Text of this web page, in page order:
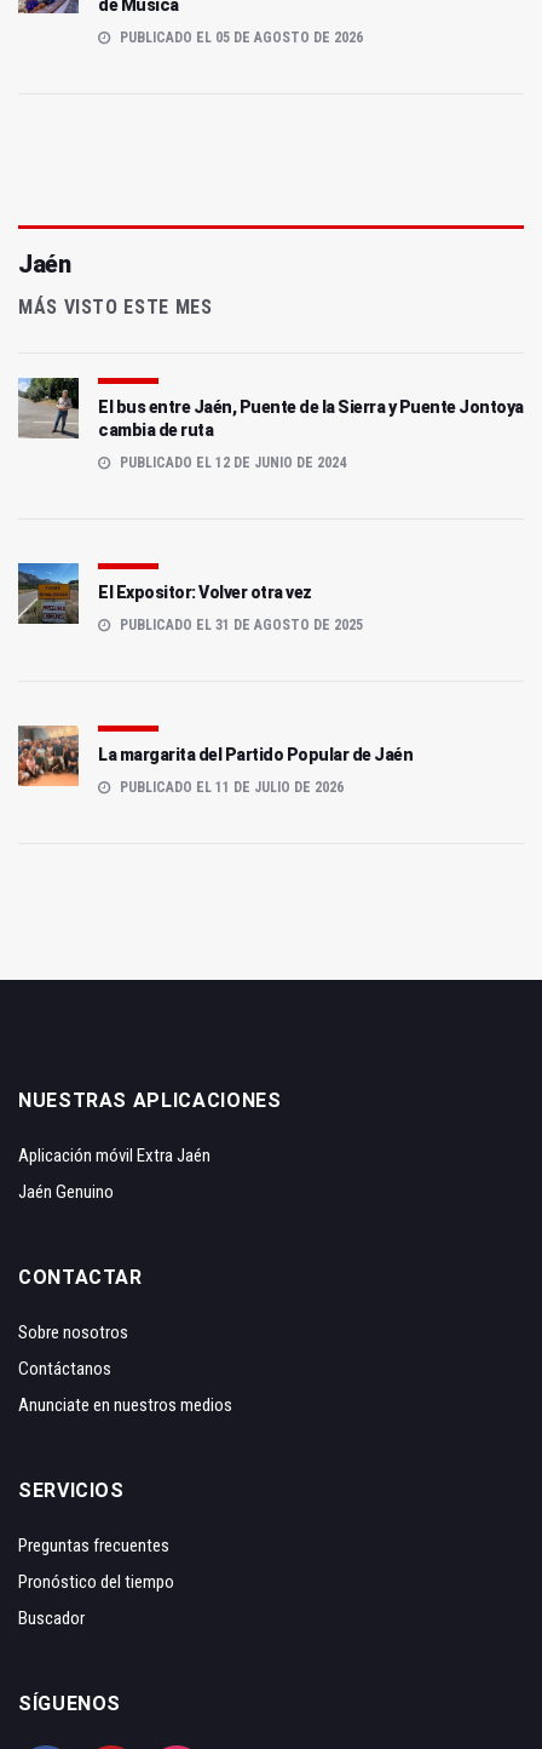
de Música
PUBLICADO EL 05 DE AGOSTO DE 2026
Jaén
MÁS VISTO ESTE MES
El bus entre Jaén, Puente de la Sierra y Puente Jontoya
cambia de ruta
PUBLICADO EL 12 DE JUNIO DE 2024
El Expositor: Volver otra vez
PUBLICADO EL 31 DE AGOSTO DE 2025
La margarita del Partido Popular de Jaén
PUBLICADO EL 11 DE JULIO DE 2026
NUESTRAS APLICACIONES
Aplicación móvil Extra Jaén
Jaén Genuino
CONTACTAR
Sobre nosotros
Contáctanos
Anunciate en nuestros medios
SERVICIOS
Preguntas frecuentes
Pronóstico del tiempo
Buscador
SÍGUENOS